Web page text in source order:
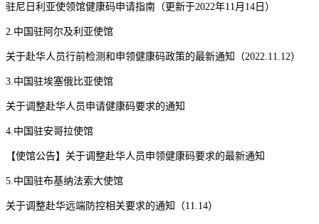
驻尼日利亚使领馆健康码申请指南（更新于2022年11月14日）
2.中国驻阿尔及利亚使馆
关于赴华人员行前检测和申领健康码政策的最新通知（2022.11.12）
3.中国驻埃塞俄比亚使馆
关于调整赴华人员申请健康码要求的通知
4.中国驻安哥拉使馆
【使馆公告】关于调整赴华人员申领健康码要求的最新通知
5.中国驻布基纳法索大使馆
关于调整赴华远端防控相关要求的通知（11.14）